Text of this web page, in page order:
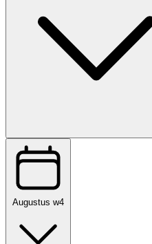
Augustus w4